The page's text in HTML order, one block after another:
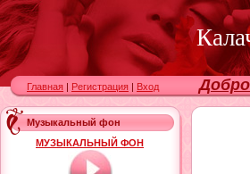
Главная | Регистрация | Вход
Музыкальный фон
МУЗЫКАЛЬНЫЙ ФОН